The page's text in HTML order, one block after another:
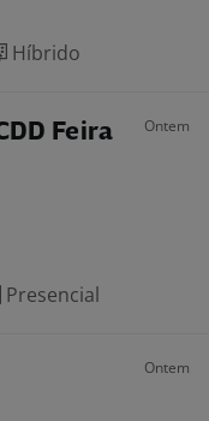
Híbrido
Feira
Ontem
Presencial
Ontem